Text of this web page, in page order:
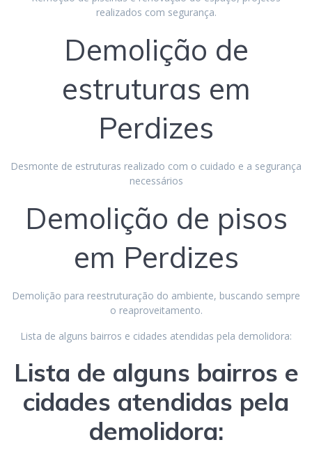
realizados com segurança.
Demolição de
estruturas em
Perdizes
Desmonte de estruturas realizado com o cuidado e a segurança
necessários
Demolição de pisos
em Perdizes
Demolição para reestruturação do ambiente, buscando sempre
o reaproveitamento.
Lista de alguns bairros e cidades atendidas pela demolidora:
Lista de alguns bairros e
cidades atendidas pela
demolidora: